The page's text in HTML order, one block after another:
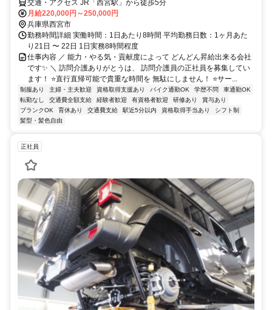
交通・アクセス JR「西宮駅」から徒歩5分
月給220,000円～250,000円
兵庫県西宮市
勤務時間詳細 実働時間：1日あたり8時間 平均勤務日数：1ヶ月あた
り21日 〜 22日 1日実務8時間程度
仕事内容 ／ 能力・やる気・貢献度によって どんどん昇給出来る会社
です✨ ＼ 訪問介護ありがとうは、 訪問介護員の正社員を募集してい
ます！ ⭐直行直帰可能で貴重な時間を 無駄にしません！ ⭐サー...
制服あり 主婦・主夫歓迎 資格取得支援あり バイク通勤OK 学歴不問
車通勤OK
転勤なし
交通費全額支給 経験者歓迎 有資格者歓迎 研修あり
賞与あり
ブランクOK
育休あり 交通費支給 駅近5分以内 資格取得手当あり
シフト制
髪型・髪色自由
正社員